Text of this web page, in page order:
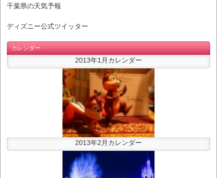
千葉県の天気予報
ディズニー公式ツイッター
カレンダー
2013年1月カレンダー
2013年2月カレンダー